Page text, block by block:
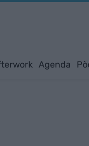
Agenda